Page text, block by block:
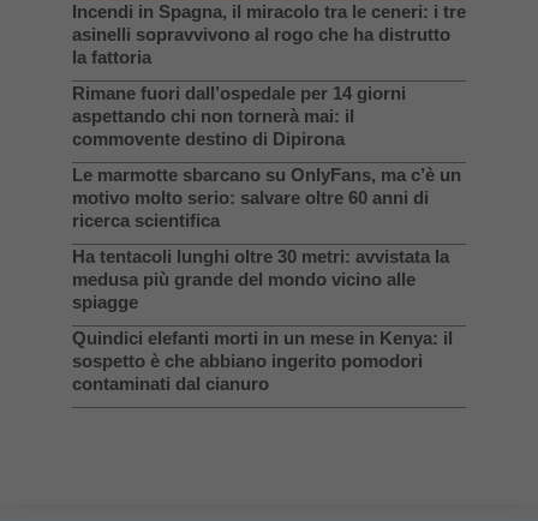
Incendi in Spagna, il miracolo tra le ceneri: i tre
asinelli sopravvivono al rogo che ha distrutto
la fattoria
Rimane fuori dall’ospedale per 14 giorni
aspettando chi non tornerà mai: il
commovente destino di Dipirona
Le marmotte sbarcano su OnlyFans, ma c’è un
motivo molto serio: salvare oltre 60 anni di
ricerca scientifica
Ha tentacoli lunghi oltre 30 metri: avvistata la
medusa più grande del mondo vicino alle
spiagge
Quindici elefanti morti in un mese in Kenya: il
sospetto è che abbiano ingerito pomodori
contaminati dal cianuro